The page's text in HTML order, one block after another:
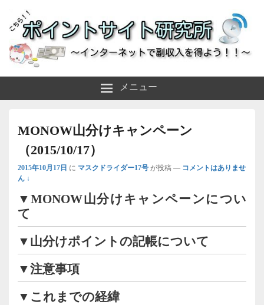
ポイントサイト研究所
メニュー
MONOW山分けキャンペーン
（2015/10/17）
2015年10月17日 に マスクドライダー17号 が投稿 — コメントはありませ
ん ↓
▼MONOW山分けキャンペーンについ
て
▼山分けポイントの記帳について
▼注意事項
▼これまでの経緯